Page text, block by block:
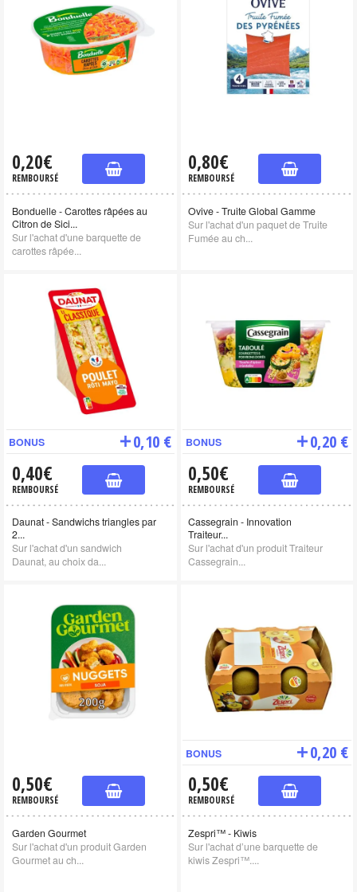
0,20€
REMBOURSÉ
Bonduelle - Carottes râpées au
Citron de Sici...
Sur l'achat d'une barquette de
carottes râpée...
0,80€
REMBOURSÉ
Ovive - Truite Global Gamme
Sur l'achat d'un paquet de Truite
Fumée au ch...
BONUS 0,10 €
0,40€
REMBOURSÉ
Daunat - Sandwichs triangles par
2...
Sur l'achat d'un sandwich
Daunat, au choix da...
BONUS 0,20 €
0,50€
REMBOURSÉ
Cassegrain - Innovation
Traiteur...
Sur l'achat d'un produit Traiteur
Cassegrain...
0,50€
REMBOURSÉ
Garden Gourmet
Sur l'achat d'un produit Garden
Gourmet au ch...
BONUS 0,20 €
0,50€
REMBOURSÉ
Zespri™ - Kiwis
Sur l'achat d’une barquette de
kiwis Zespri™....